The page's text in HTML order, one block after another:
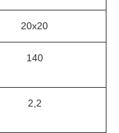
20х20
140
2,2